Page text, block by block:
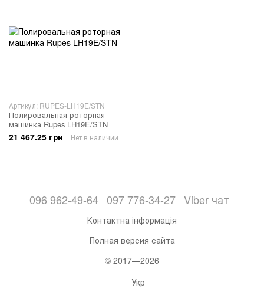
Артикул: RUPES-LH19E/STN
Полировальная роторная
машинка Rupes LH19E/STN
21 467.25 грн Нет в наличии
096 962-49-64 097 776-34-27 Viber чат
Контактна інформація
Полная версия сайта
© 2017—2026
Укр